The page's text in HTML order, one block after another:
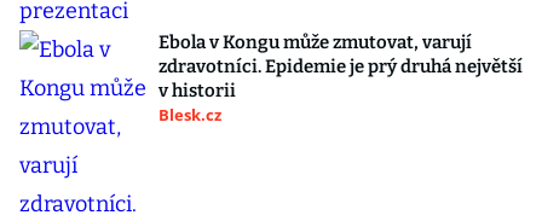
Ebola v Kongu může zmutovat, varují
zdravotníci. Epidemie je prý druhá největší
v historii
Blesk.cz